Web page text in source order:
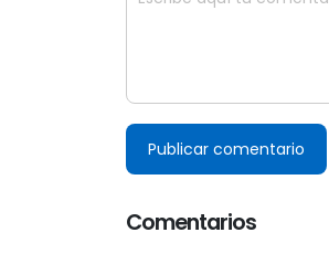
Publicar comentario
Comentarios